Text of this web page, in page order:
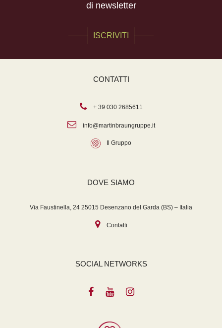
di newsletter
ISCRIVITI
CONTATTI
+ 39 030 2685611
info@martinbraungruppe.it
Il Gruppo
DOVE SIAMO
Via Faustinella, 24 25015 Desenzano del Garda (BS) – Italia
Contatti
SOCIAL NETWORKS